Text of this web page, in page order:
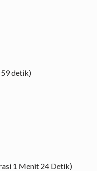
detik)
1 Menit 24 Detik)